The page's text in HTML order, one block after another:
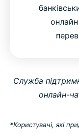
Служба
онлайн-
*Користувачі, які